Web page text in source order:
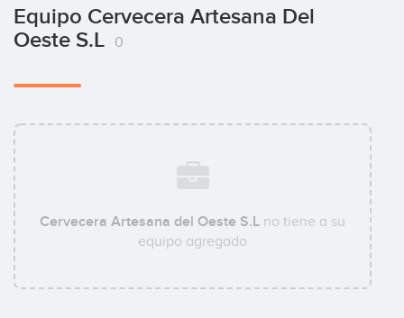
Equipo Cervecera Artesana Del
Oeste S.L
0
Cervecera Artesana del Oeste S.L no tiene a su
equipo agregado